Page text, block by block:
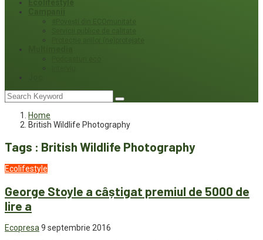
Home
British Wildlife Photography
Tags : British Wildlife Photography
Ecolifestyle
George Stoyle a câștigat premiul de 5000 de
lire a
Ecopresa9 septembrie 2016